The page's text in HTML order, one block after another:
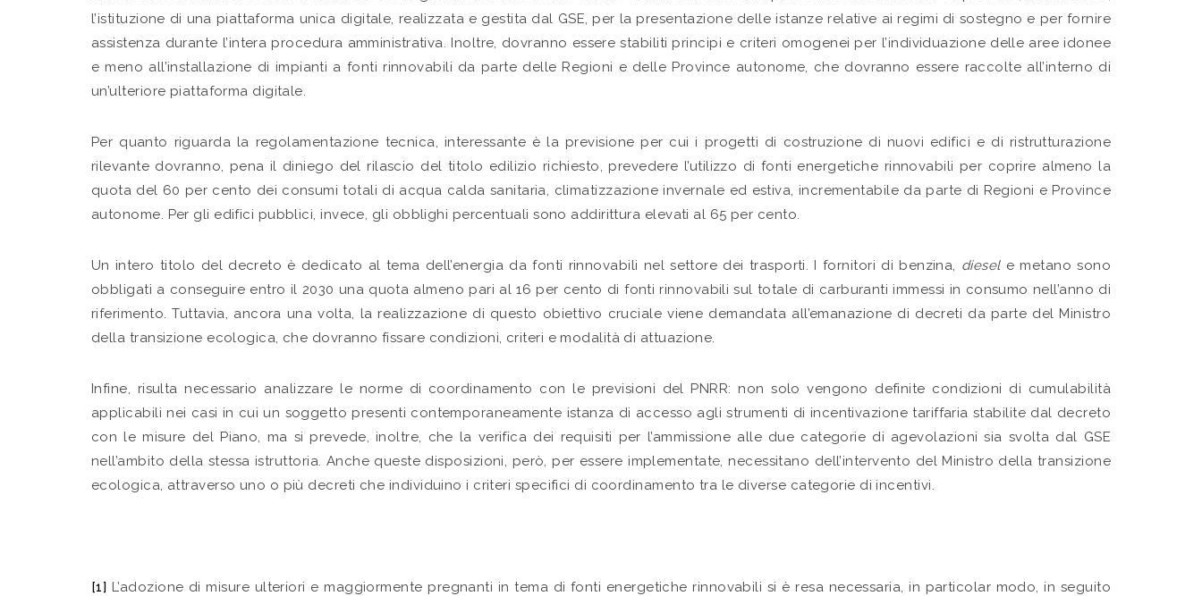
l’istituzione di una piattaforma unica digitale, realizzata e gestita dal GSE, per la presentazione delle istanze relative ai regimi di sostegno e per fornire
assistenza durante l’intera procedura amministrativa. Inoltre, dovranno essere stabiliti principi e criteri omogenei per l’individuazione delle aree idonee
e meno all’installazione di impianti a fonti rinnovabili da parte delle Regioni e delle Province autonome, che dovranno essere raccolte all’interno di
un’ulteriore piattaforma digitale.
Per quanto riguarda la regolamentazione tecnica, interessante è la previsione per cui i progetti di costruzione di nuovi edifici e di ristrutturazione
rilevante dovranno, pena il diniego del rilascio del titolo edilizio richiesto, prevedere l’utilizzo di fonti energetiche rinnovabili per coprire almeno la
quota del 60 per cento dei consumi totali di acqua calda sanitaria, climatizzazione invernale ed estiva, incrementabile da parte di Regioni e Province
autonome. Per gli edifici pubblici, invece, gli obblighi percentuali sono addirittura elevati al 65 per cento.
Un intero titolo del decreto è dedicato al tema dell’energia da fonti rinnovabili nel settore dei trasporti. I fornitori di benzina, diesele metano sono
obbligati a conseguire entro il 2030 una quota almeno pari al 16 per cento di fonti rinnovabili sul totale di carburanti immessi in consumo nell’anno di
riferimento. Tuttavia, ancora una volta, la realizzazione di questo obiettivo cruciale viene demandata all’emanazione di decreti da parte del Ministro
della transizione ecologica, che dovranno fissare condizioni, criteri e modalità di attuazione.
Infine, risulta necessario analizzare le norme di coordinamento con le previsioni del PNRR: non solo vengono definite condizioni di cumulabilità
applicabili nei casi in cui un soggetto presenti contemporaneamente istanza di accesso agli strumenti di incentivazione tariffaria stabilite dal decreto
con le misure del Piano, ma si prevede, inoltre, che la verifica dei requisiti per l’ammissione alle due categorie di agevolazioni sia svolta dal GSE
nell’ambito della stessa istruttoria. Anche queste disposizioni, però, per essere implementate, necessitano dell’intervento del Ministro della transizione
ecologica, attraverso uno o più decreti che individuino i criteri specifici di coordinamento tra le diverse categorie di incentivi.
[1] L’adozione di misure ulteriori e maggiormente pregnanti in tema di fonti energetiche rinnovabili si è resa necessaria, in particolar modo, in seguito